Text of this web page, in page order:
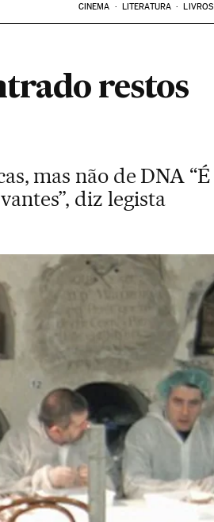
CINEMA LITERATURA LIVROS
restos
mas não de DNA “É
diz legista